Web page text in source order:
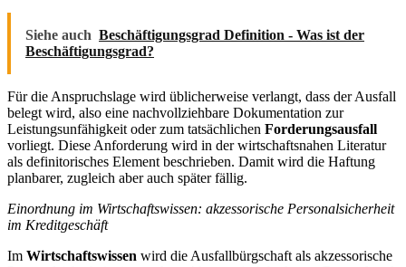
Siehe auch Beschäftigungsgrad Definition - Was ist der
Beschäftigungsgrad?
Für die Anspruchslage wird üblicherweise verlangt, dass der Ausfall
belegt wird, also eine nachvollziehbare Dokumentation zur
Leistungsunfähigkeit oder zum tatsächlichen Forderungsausfall
vorliegt. Diese Anforderung wird in der wirtschaftsnahen Literatur
als definitorisches Element beschrieben. Damit wird die Haftung
planbarer, zugleich aber auch später fällig.
Einordnung im Wirtschaftswissen: akzessorische Personalsicherheit
im Kreditgeschäft
Im Wirtschaftswissen wird die Ausfallbürgschaft als akzessorische